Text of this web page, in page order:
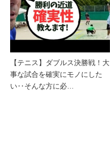
【テニス】ダブルス決勝戦！大
事な試合を確実にモノにした
い‥そんな方に必…